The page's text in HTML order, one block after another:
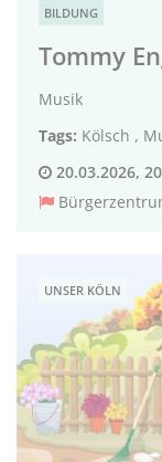
BILDUNG
Tommy
Musik
Tags: Kölsch ,
20.03.2026,
UNSER KÖLN